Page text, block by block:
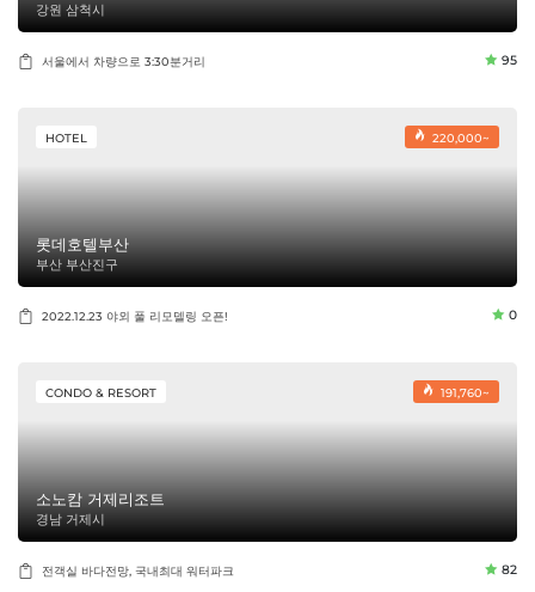
강원 삼척시
서울에서 차량으로 3:30분거리 95
220,000~
HOTEL
롯데호텔부산
부산 부산진구
2022.12.23 야외 풀 리모델링 오픈! 0
191,760~
CONDO & RESORT
소노캄 거제리조트
경남 거제시
전객실 바다전망, 국내최대 워터파크 82